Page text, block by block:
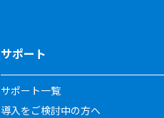
サポート
サポート一覧
導入をご検討中の方へ